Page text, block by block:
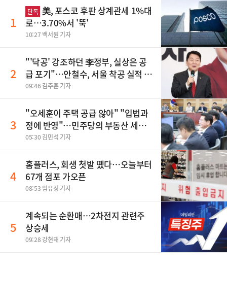
1
단독 美, 포스코 후판 상계관세 1%대
로…3.70%서 '뚝'
10:27 백서원 기자
2
"'닥공' 강조하던 李정부, 실상은 공
급 포기"…안철수, 서울 착공 실적 미
달 비판
09:46 김주훈 기자
3
"오세훈이 주택 공급 않아" "입법과
정에 반영"…민주당의 부동산 세제
개편 해법은
05:30 김민석 기자
4
홈플러스, 회생 첫발 뗐다…오늘부터
67개 점포 가오픈
08:53 임유정 기자
5
계속되는 순환매…2차전지 관련주
상승세
09:28 강현태 기자